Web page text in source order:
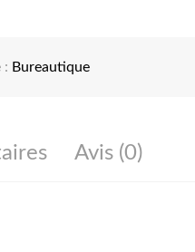
: Bureautique
Avis (0)